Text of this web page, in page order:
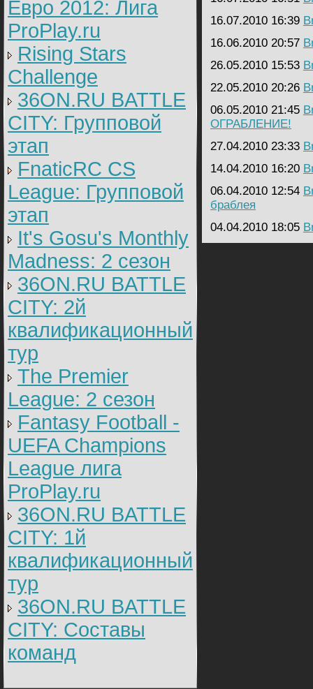
Евро 2012: Лига
ProPlay.ru
Rising Stars
Challenge
36ON.RU BATTLE
CITY: Групповой
этап
FnaticRC CS
League: Групповой
этап
It's Gosu's Monthly
Madness: 2 сезон
36ON.RU BATTLE
CITY: 2й
квалификационный
тур
The Premier
League: 2 cезон
Fantasy Football -
UEFA Champions
League лига
ProPlay.ru
36ON.RU BATTLE
CITY: 1й
квалификационный
тур
36ON.RU BATTLE
CITY: Составы
команд
16.07.2010 16:39
16.06.2010 20:57
26.05.2010 15:53
22.05.2010 20:26
06.05.2010 21:45
ОГРАБЛЕНИЕ!
27.04.2010 23:33
14.04.2010 16:20
06.04.2010 12:54
браблея
04.04.2010 18:05